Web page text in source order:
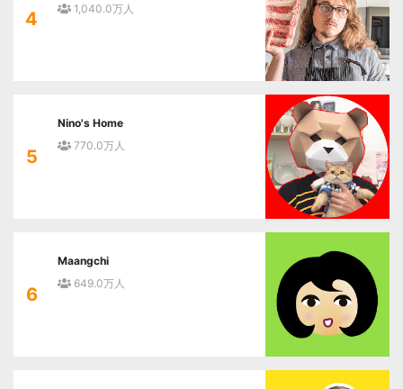
4
1,040.0万人
5
Nino's Home
770.0万人
6
Maangchi
649.0万人